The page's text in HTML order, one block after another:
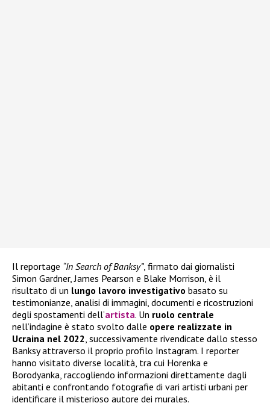
Il reportage “In Search of Banksy”, firmato dai giornalisti
Simon Gardner, James Pearson e Blake Morrison, è il
risultato di un lungo lavoro investigativo basato su
testimonianze, analisi di immagini, documenti e ricostruzioni
degli spostamenti dell’artista. Un ruolo centrale
nell’indagine è stato svolto dalle opere realizzate in
Ucraina nel 2022, successivamente rivendicate dallo stesso
Banksy attraverso il proprio profilo Instagram. I reporter
hanno visitato diverse località, tra cui Horenka e
Borodyanka, raccogliendo informazioni direttamente dagli
abitanti e confrontando fotografie di vari artisti urbani per
identificare il misterioso autore dei murales.